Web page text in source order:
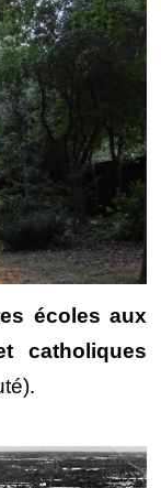
écoles aux
catholiques